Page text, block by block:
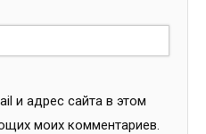
и адрес сайта в этом
моих комментариев.